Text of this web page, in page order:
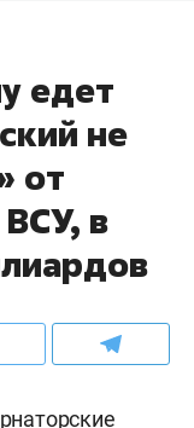
едет
не
от
в